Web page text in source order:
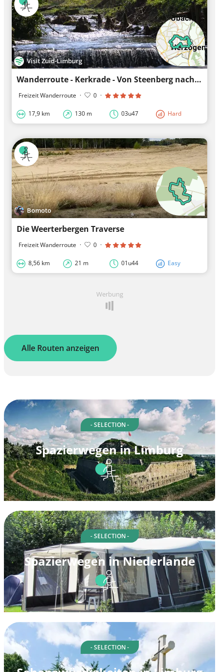
Visit Zuid-Limburg
Wanderroute - Kerkrade - Von Steenberg nach Steenberg
Freizeit Wanderroute · 0 ·
17,9 km 130 m 03u47 Hard
Bomoto
Die Weerterbergen Traverse
Freizeit Wanderroute · 0 ·
8,56 km 21 m 01u44 Easy
Werbung
Alle Routen anzeigen
- SELECTION -
Spazierwegen in Limburg
- SELECTION -
Spazierwegen in Niederlande
- SELECTION -